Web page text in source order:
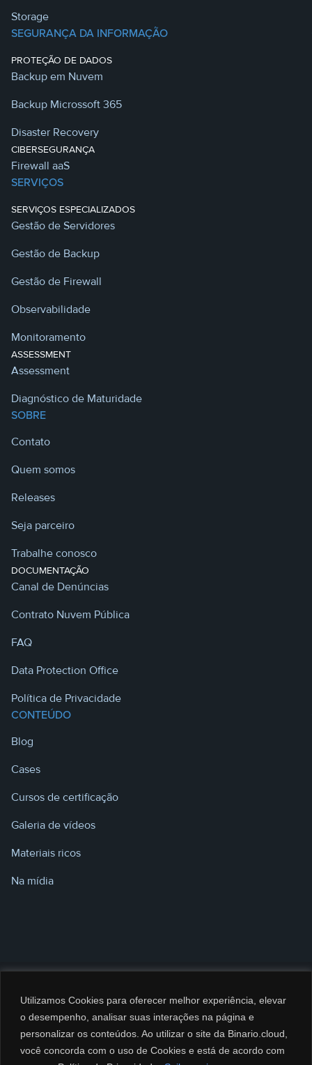
Utilizamos Cookies para oferecer melhor experiência, elevar
o desempenho, analisar suas interações na página e
personalizar os conteúdos. Ao utilizar o site da Binario.cloud,
você concorda com o uso de Cookies e está de acordo com
Storage
SEGURANÇA DA INFORMAÇÃO
PROTEÇÃO DE DADOS
Backup em Nuvem
Backup Microssoft 365
Disaster Recovery
CIBERSEGURANÇA
Firewall aaS
SERVIÇOS
SERVIÇOS ESPECIALIZADOS
Gestão de Servidores
Gestão de Backup
Gestão de Firewall
Observabilidade
Monitoramento
ASSESSMENT
Assessment
Diagnóstico de Maturidade
SOBRE
Contato
Quem somos
Releases
Seja parceiro
Trabalhe conosco
DOCUMENTAÇÃO
Canal de Denúncias
Contrato Nuvem Pública
FAQ
Data Protection Office
Política de Privacidade
CONTEÚDO
Blog
Cases
Cursos de certificação
Galeria de vídeos
Materiais ricos
Na mídia